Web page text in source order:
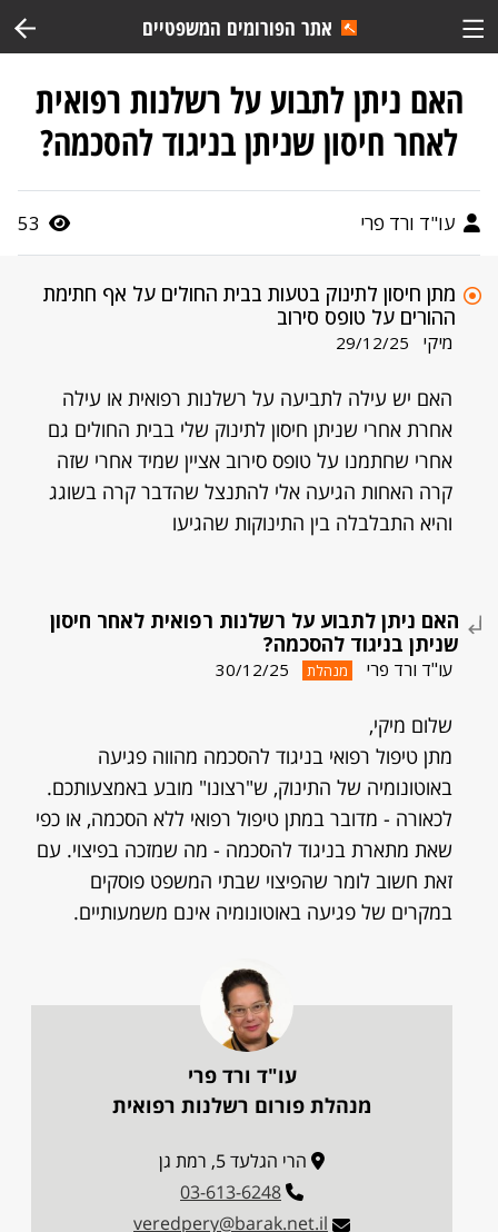
אתר הפורומים המשפטיים
האם ניתן לתבוע על רשלנות רפואית
לאחר חיסון שניתן בניגוד להסכמה?
עו"ד ורד פרי 53
מתן חיסון לתינוק בטעות בבית החולים על אף חתימת
ההורים על טופס סירוב
מיקי 29/12/25
האם יש עילה לתביעה על רשלנות רפואית או עילה
אחרת אחרי שניתן חיסון לתינוק שלי בבית החולים גם
אחרי שחתמנו על טופס סירוב אציין שמיד אחרי שזה
קרה האחות הגיעה אלי להתנצל שהדבר קרה בשוגג
והיא התבלבלה בין התינוקות שהגיעו
האם ניתן לתבוע על רשלנות רפואית לאחר חיסון
שניתן בניגוד להסכמה?
עו"ד ורד פרי מנהלת 30/12/25
שלום מיקי,
מתן טיפול רפואי בניגוד להסכמה מהווה פגיעה
באוטונומיה של התינוק, ש"רצונו" מובע באמצעותכם.
לכאורה - מדובר במתן טיפול רפואי ללא הסכמה, או כפי
שאת מתארת בניגוד להסכמה - מה שמזכה בפיצוי. עם
זאת חשוב לומר שהפיצוי שבתי המשפט פוסקים
במקרים של פגיעה באוטונומיה אינם משמעותיים.
עו"ד ורד פרי
מנהלת פורום רשלנות רפואית
הרי הגלעד 5, רמת גן
03-613-6248
veredpery@barak.net.il